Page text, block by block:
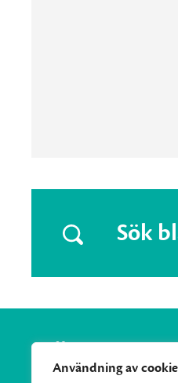
Användning av
Sök